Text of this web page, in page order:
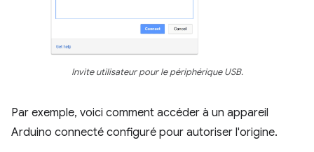
Invite utilisateur pour le périphérique USB.
Par exemple, voici comment accéder à un appareil
Arduino connecté configuré pour autoriser l'origine.